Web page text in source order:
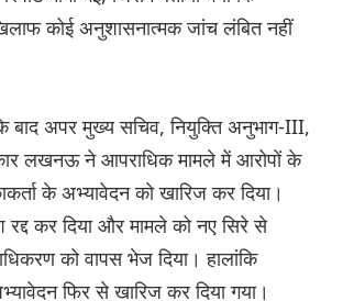
कोई अनुशासनात्मक जांच लंबित नहीं
बाद अपर मुख्य सचिव, नियुक्ति अनुभाग-III,
लखनऊ ने आपराधिक मामले में आरोपों के
के अभ्यावेदन को खारिज कर दिया।
रद्द कर दिया और मामले को नए सिरे से
को वापस भेज दिया। हालांकि
फिर से खारिज कर दिया गया।